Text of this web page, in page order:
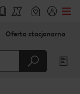
Oferta stacjonarna